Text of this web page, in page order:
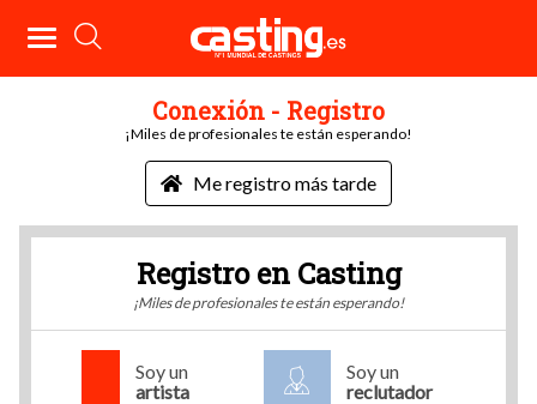
Conexión - Registro
¡Miles de profesionales te están esperando!
Me registro más tarde
Registro en Casting
¡Miles de profesionales te están esperando!
Soy un
artista
Soy un
reclutador